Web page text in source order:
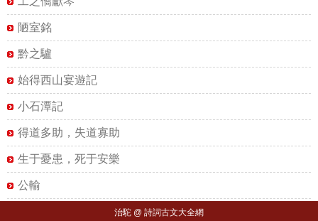
陋室銘
黔之驢
始得西山宴遊記
小石潭記
得道多助，失道寡助
生于憂患，死于安樂
公輸
治駝 @ 詩詞古文大全網